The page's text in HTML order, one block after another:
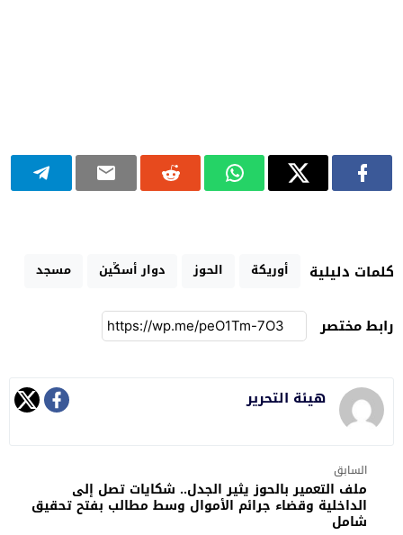
كلمات دليلية أوريكة الحوز دوار أسݣين مسجد
رابط مختصر
هيئة التحرير
السابق
ملف التعمير بالحوز يثير الجدل.. شكايات تصل إلى
الداخلية وقضاء جرائم الأموال وسط مطالب بفتح تحقيق
شامل